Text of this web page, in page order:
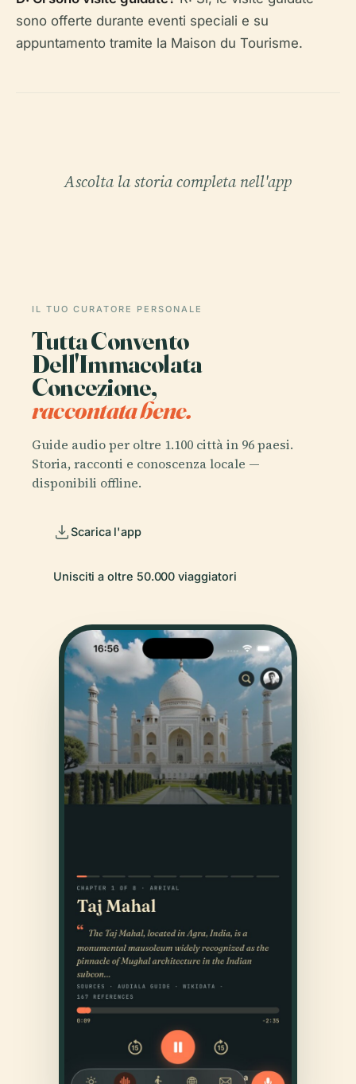
sono offerte durante eventi speciali e su
appuntamento tramite la Maison du Tourisme.
Ascolta la storia completa nell'app
IL TUO CURATORE PERSONALE
Tutta Convento
Dell'Immacolata
Concezione,
raccontata bene.
Guide audio per oltre 1.100 città in 96 paesi.
Storia, racconti e conoscenza locale —
disponibili offline.
Scarica l'app
Unisciti a oltre 50.000 viaggiatori